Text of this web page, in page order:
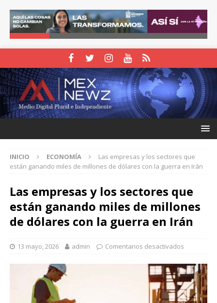
INICIO ECONOMÍA
Las empresas y los sectores que
están ganando miles de millones de dólares con la guerra en Irán
Las empresas y los sectores que
están ganando miles de millones
de dólares con la guerra en Irán
13 mayo, 2026 admin Comentarios desactivados